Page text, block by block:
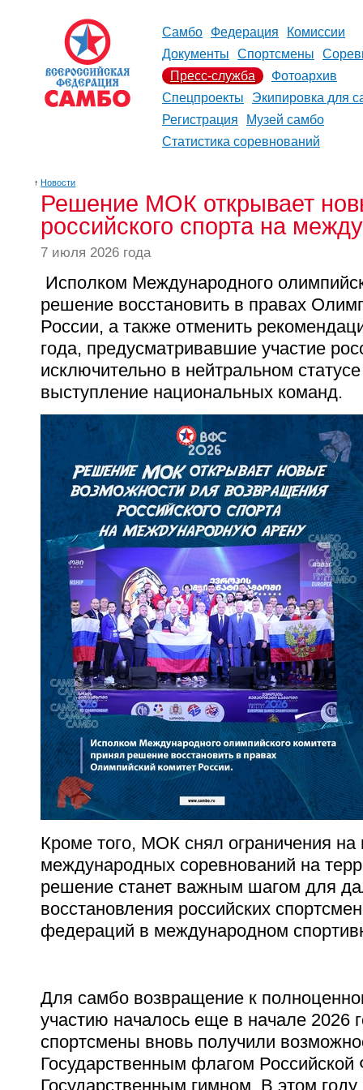
Самбо Федерация
Комиссии
Документы
Спортсмены
Пресс-служба
Фотоархив
Спецпроекты
Экипировка для
Регистрация
Музей самбо
Статистика соревнований
↑ Новости
Решение МОК открывает
российского спорта на
7 июля 2026 года
Исполком Международного
решение восстановить в правах
России, а также отменить
года, предусматривавшие участие
исключительно в нейтральном
выступление национальных команд.
Кроме того, МОК снял ограничения на
международных соревнований на
решение станет важным шагом для
восстановления российских
федераций в международном
Для самбо возвращение к
участию началось еще в начале 2026
спортсмены вновь получили
Государственным флагом
Государственным гимном. В этом